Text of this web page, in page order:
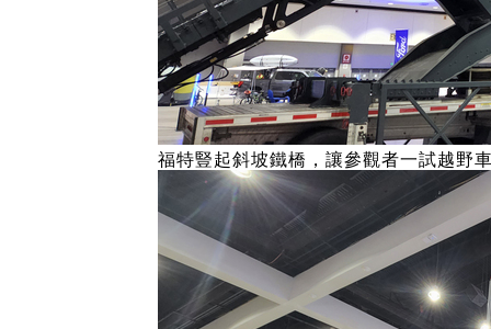
福特豎起斜坡鐵橋，讓參觀者一試越野